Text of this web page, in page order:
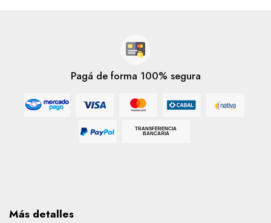
Pagá de forma 100% segura
Mercado Pago Mastercard Cabal
TRANSFERENCIA
BANCARIA
Más detalles